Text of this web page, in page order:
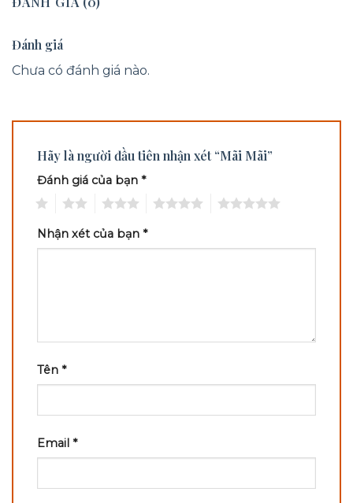
Đánh giá
Chưa có đánh giá nào.
Hãy là người đầu tiên nhận xét “Mãi Mãi”
Đánh giá của bạn *
Nhận xét của bạn *
Tên *
Email *